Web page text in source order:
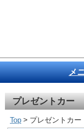
メ
プレゼントカー
Top > プレゼントカー